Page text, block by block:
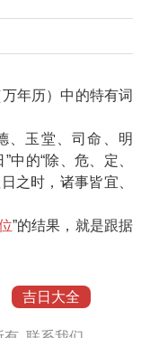
年历）中的特有词
、玉堂、司命、明
中的“除、危、定、
之时，诸事皆宜、
”的结果，就是跟据
吉日大全